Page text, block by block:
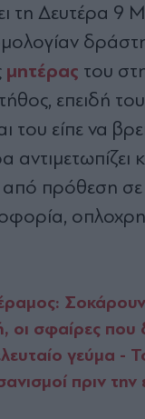
τη Δευτέρα 9
μητέρας του
επειδή
του είπε να
πρόθεση σε
οι σφαίρες που
γεύμα -
πριν την